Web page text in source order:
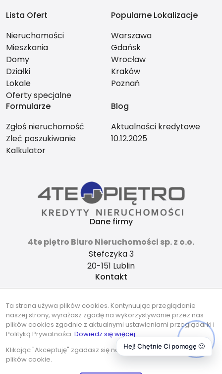
Lista Ofert
Nieruchomości
Mieszkania
Domy
Działki
Lokale
Oferty specjalne
Popularne Lokalizacje
Warszawa
Gdańsk
Wrocław
Kraków
Poznań
Formularze
Zgłoś nieruchomość
Zleć poszukiwanie
Kalkulator
Blog
Aktualności kredytowe
10.12.2025
Dane firmy
4te piętro Biuro Nieruchomości sp. z o.o.
Stefczyka 3
20-151 Lublin
Kontakt
737-490-490
Znajdziesz nas tu
Ta strona używa plików cookies. Kontynuując przeglądanie
naszej strony, wyrażasz zgodę na wykorzystywanie przez nas
plików cookies zgodnie z aktualnymi ustawieniami przeglądarki i
Polityką Prywatności. Dowiedz się więcej
Klikając "Akceptuję" zgadasz się na wykorzystywanie przez nas
plików cookie.
Hej! Chętnie Ci pomogę 🙂